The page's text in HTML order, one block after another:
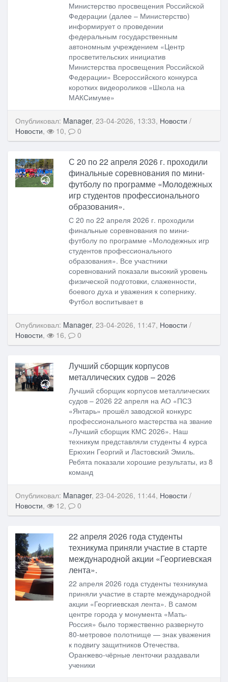
Министерство просвещения Российской
Федерации (далее – Министерство)
информирует о проведении
федеральным государственным
автономным учреждением «Центр
просветительских инициатив
Министерства просвещения Российской
Федерации» Всероссийского конкурса
коротких видеороликов «Школа на
МАКСимуме»
Опубликовал: Manager, 23-04-2026, 13:33, Новости /
Новости, 10, 0
С 20 по 22 апреля 2026 г. проходили
финальные соревнования по мини-
футболу по программе «Молодежных
игр студентов профессионального
образования».
С 20 по 22 апреля 2026 г. проходили
финальные соревнования по мини-
футболу по программе «Молодежных игр
студентов профессионального
образования». Все участники
соревнований показали высокий уровень
физической подготовки, слаженности,
боевого духа и уважения к сопернику.
Футбол воспитывает в
Опубликовал: Manager, 23-04-2026, 11:47, Новости /
Новости, 16, 0
Лучший сборщик корпусов
металлических судов – 2026
Лучший сборщик корпусов металлических
судов – 2026 22 апреля на АО «ПСЗ
«Янтарь» прошёл заводской конкурс
профессионального мастерства на звание
«Лучший сборщик КМС 2026». Наш
техникум представляли студенты 4 курса
Ерюхин Георгий и Ластовский Эмиль.
Ребята показали хорошие результаты, из 8
команд
Опубликовал: Manager, 23-04-2026, 11:44, Новости /
Новости, 12, 0
22 апреля 2026 года студенты
техникума приняли участие в старте
международной акции «Георгиевская
лента».
22 апреля 2026 года студенты техникума
приняли участие в старте международной
акции «Георгиевская лента». В самом
центре города у монумента «Мать-
Россия» было торжественно развернуто
80-метровое полотнище — знак уважения
к подвигу защитников Отечества. ⠀
Оранжево-чёрные ленточки раздавали
ученики